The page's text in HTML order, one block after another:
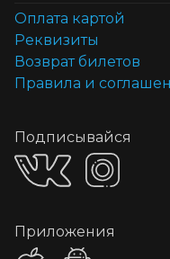
Оплата картой
Реквизиты
Возврат билетов
Правила и
Подписывайся
Приложения